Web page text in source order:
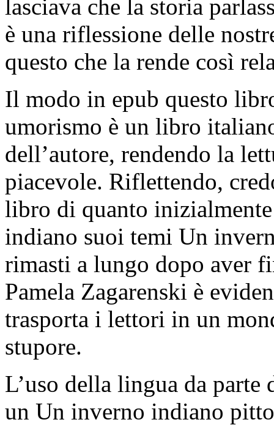
lasciava che la storia
è una riflessione delle
questo che la rende così
Il modo in epub questo
umorismo è un libro
dell’autore, rendendo la
piacevole. Riflettendo,
libro di quanto
indiano suoi temi Un
rimasti a lungo dopo aver
Pamela Zagarenski è
trasporta i lettori in un
stupore.
L’uso della lingua da
un Un inverno indiano